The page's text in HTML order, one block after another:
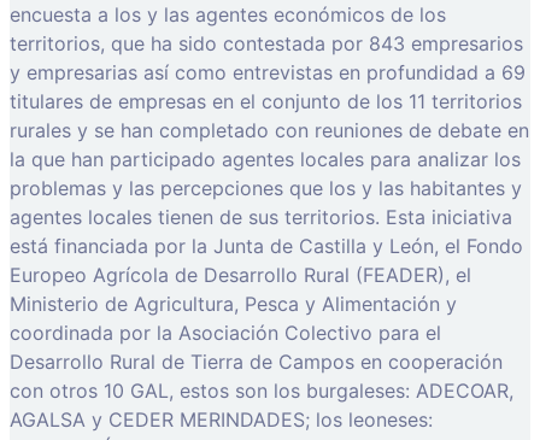
encuesta a los y las agentes económicos de los
territorios, que ha sido contestada por 843 empresarios
y empresarias así como entrevistas en profundidad a 69
titulares de empresas en el conjunto de los 11 territorios
rurales y se han completado con reuniones de debate en
la que han participado agentes locales para analizar los
problemas y las percepciones que los y las habitantes y
agentes locales tienen de sus territorios. Esta iniciativa
está financiada por la Junta de Castilla y León, el Fondo
Europeo Agrícola de Desarrollo Rural (FEADER), el
Ministerio de Agricultura, Pesca y Alimentación y
coordinada por la Asociación Colectivo para el
Desarrollo Rural de Tierra de Campos en cooperación
con otros 10 GAL, estos son los burgaleses: ADECOAR,
AGALSA y CEDER MERINDADES; los leoneses: